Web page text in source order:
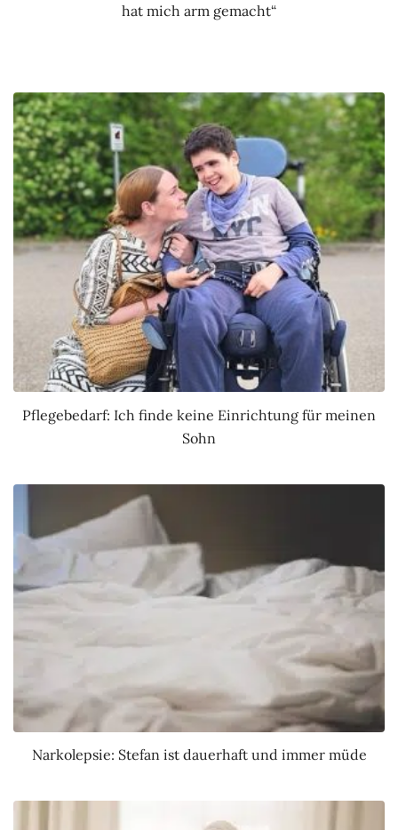
hat mich arm gemacht“
Pflegebedarf: Ich finde keine Einrichtung für meinen
Sohn
Narkolepsie: Stefan ist dauerhaft und immer müde